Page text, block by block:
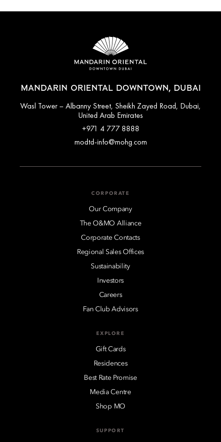
MANDARIN ORIENTAL DOWNTOWN, DUBAI
Wasl Tower – Albanny Street, Sheikh Zayed Road, Dubai,
United Arab Emirates
+971 4 777 8888
modtd-info@mohg.com
CORPORATE
Our Company
The O&MO Alliance
Corporate Contacts
Regional Sales Offices
Sustainability
Investors
Careers
Fan Club Advisors
EXPLORE
Gift Cards
Residences
Best Rate Promise
Media Centre
Shop MO
SUPPORT